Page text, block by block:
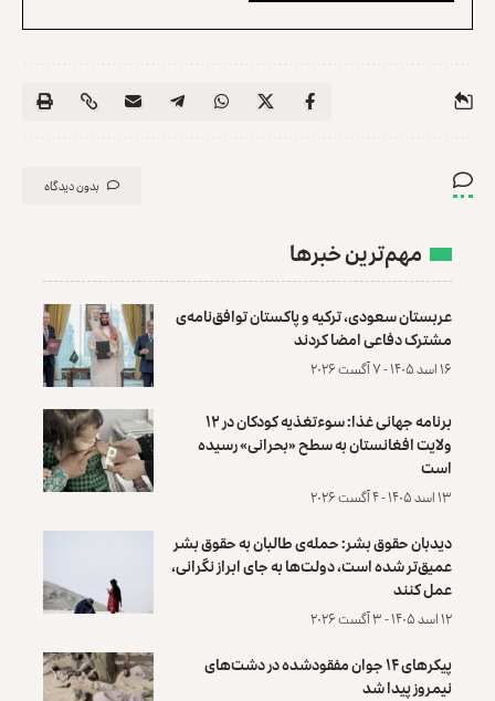
بدون دیدگاه
مهم‌ترین خبرها
عربستان سعودی، ترکیه و پاکستان توافق‌نامه‌ی
مشترک دفاعی امضا کردند
۱۶ اسد ۱۴۰۵ - ۷ آگست ۲۰۲۶
برنامه جهانی غذا: سوءتغذیه کودکان در ۱۲
ولایت افغانستان به سطح «بحرانی» رسیده
است
۱۳ اسد ۱۴۰۵ - ۴ آگست ۲۰۲۶
دیدبان حقوق بشر: حمله‌ی طالبان به حقوق بشر
عمیق‌تر شده است، دولت‌ها به جای ابراز نگرانی،
عمل کنند
۱۲ اسد ۱۴۰۵ - ۳ آگست ۲۰۲۶
پیکرهای ۱۴ جوان مفقودشده در دشت‌های
نیمروز پیدا شد